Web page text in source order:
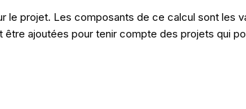
projet. Les composants de ce calcul sont les
ajoutées pour tenir compte des projets qui